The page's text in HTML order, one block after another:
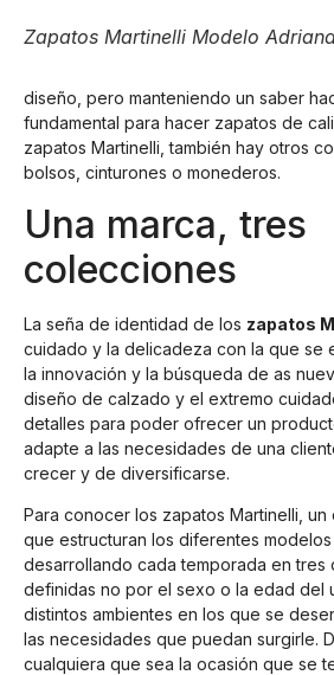
Zapatos Martinelli Modelo
diseño, pero manteniendo un saber
fundamental para hacer zapatos de
zapatos Martinelli, también hay otros
bolsos, cinturones o monederos.
Una marca, tres
colecciones
La seña de identidad de los zapatos
cuidado y la delicadeza con la que se
la innovación y la búsqueda de as
diseño de calzado y el extremo
detalles para poder ofrecer un
adapte a las necesidades de una
crecer y de diversificarse.
Para conocer los zapatos Martinelli, un
que estructuran los diferentes
desarrollando cada temporada en tres
definidas no por el sexo o la edad del
distintos ambientes en los que se
las necesidades que puedan surgirle.
cualquiera que sea la ocasión que se